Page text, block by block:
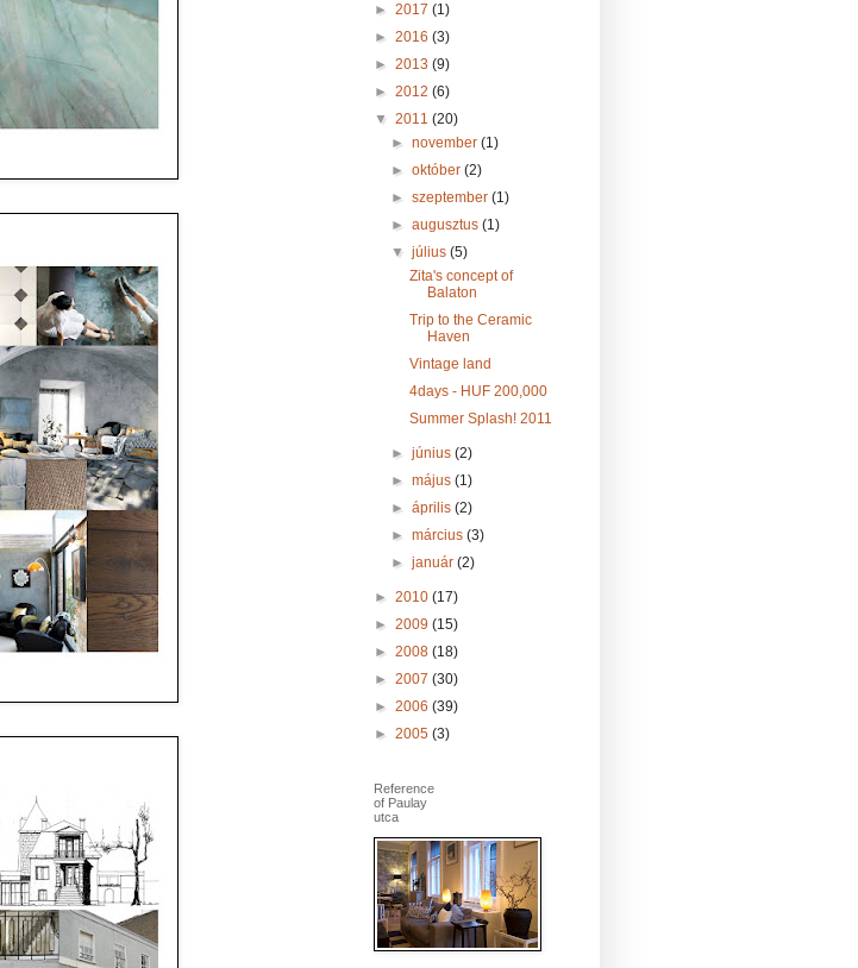
► 2017 (1)
► 2016 (3)
► 2013 (9)
► 2012 (6)
▼ 2011 (20)
►november(1)
►október(2)
►szeptember(1)
►augusztus(1)
▼július(5)
Zita's concept of
Balaton
Trip to the Ceramic
Haven
Vintage land
4days - HUF 200,000
Summer Splash! 2011
►június(2)
►május(1)
►április(2)
►március(3)
►január(2)
► 2010 (17)
► 2009 (15)
► 2008 (18)
► 2007 (30)
► 2006 (39)
► 2005 (3)
Reference
of Paulay
utca